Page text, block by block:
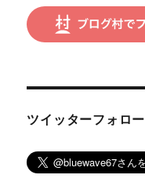
ツイッターフォロー